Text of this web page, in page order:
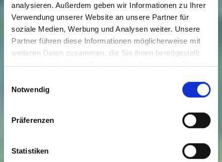
analysieren. Außerdem geben wir Informationen zu Ihrer
Verwendung unserer Website an unsere Partner für
soziale Medien, Werbung und Analysen weiter. Unsere
Partner führen diese Informationen möglicherweise mit
weiteren Daten zusammen, die Sie ihnen bereitgestellt
haben oder die Sie im Rahmen Ihrer Nutzung der Dienste
Cookies, wenn Sie unsere Webseite weiterhin nutzen.
Notwendig
Präferenzen
Statistiken